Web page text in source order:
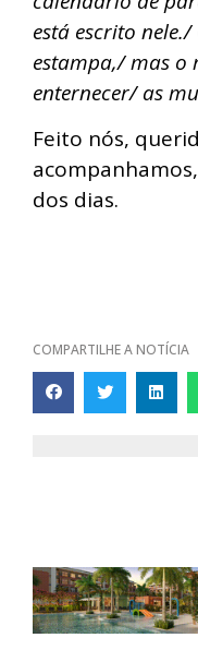
está escrito
estampa,/ mas o
enternecer/ as
Feito nós,
dos dias.
COMPARTILHE A NOTÍCIA